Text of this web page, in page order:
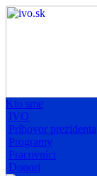
Kto sme
IVO
Príhovor prezidenta
Programy
Pracovníci
Donori